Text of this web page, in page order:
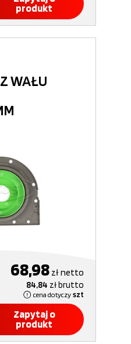
produkt
WAŁU
68,98 złnetto
84,84 złbrutto
cena dotyczy szt
Zapytaj o
produkt